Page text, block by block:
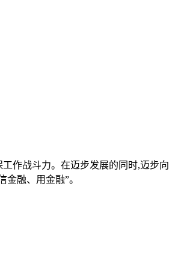
作战斗力。在迈步发展的同时,迈步向
融、用金融”。